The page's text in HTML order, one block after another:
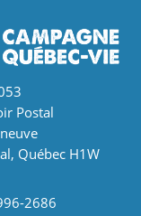
Postal
Québec H1W
2686